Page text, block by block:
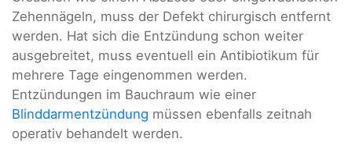
Zehennägeln, muss der Defekt chirurgisch entfernt
werden. Hat sich die Entzündung schon weiter
ausgebreitet, muss eventuell ein Antibiotikum für
mehrere Tage eingenommen werden.
Entzündungen im Bauchraum wie einer
Blinddarmentzündung müssen ebenfalls zeitnah
operativ behandelt werden.